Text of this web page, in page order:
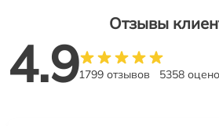
Отзывы
4.91799 отзывов 5358